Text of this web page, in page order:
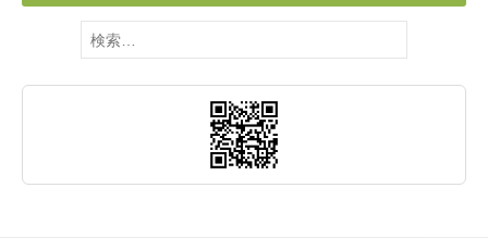
検
索: